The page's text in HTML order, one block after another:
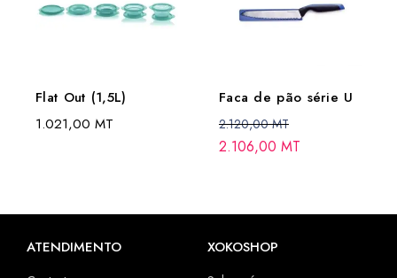
Flat Out (1,5L)
1.021,00 MT
Faca de pão série U
2.120,00MT
2.106,00 MT
ATENDIMENTO XOKOSHOP